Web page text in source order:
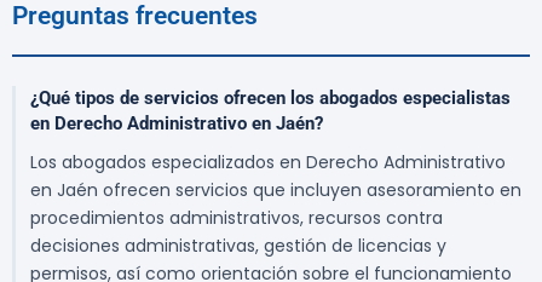
Preguntas frecuentes
¿Qué tipos de servicios ofrecen los abogados especialistas
en Derecho Administrativo en Jaén?
Los abogados especializados en Derecho Administrativo
en Jaén ofrecen servicios que incluyen asesoramiento en
procedimientos administrativos, recursos contra
decisiones administrativas, gestión de licencias y
permisos, así como orientación sobre el funcionamiento